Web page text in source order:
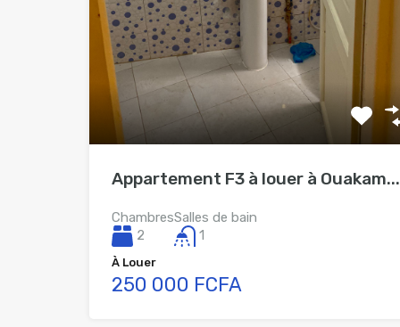
Appartement F3 à louer à Ouakam...
Chambres
2
Salles de bain
1
À Louer
250 000 FCFA